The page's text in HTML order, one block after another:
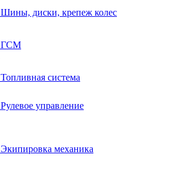
Шины, диски, крепеж колес
ГСМ
Топливная система
Рулевое управление
Экипировка механика